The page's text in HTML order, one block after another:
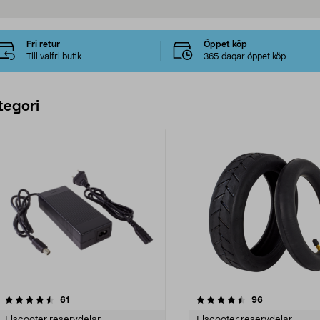
Fri retur
Till valfri butik
Öppet köp
365 dagar öppet köp
61
4.5 av 5 stjärnor 96recensioner
4.5 av 5 stjärnor